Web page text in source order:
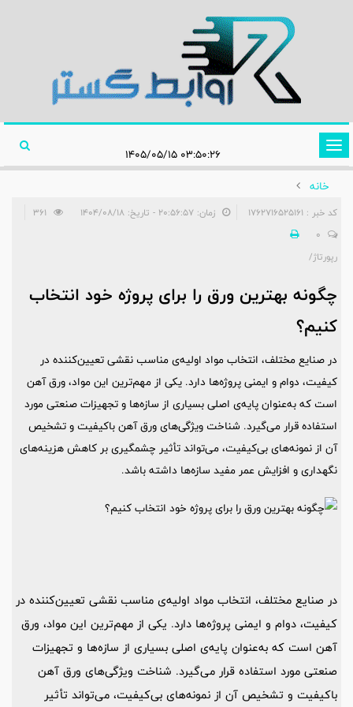
تغییر
وضعیت
ناوبری
خانه
کد خبر : 1762716525161 زمان: ۲۰:۵۶:۵۷ - تاریخ: ۱۴۰۴/۰۸/۱۸
0
رپورتاژ/
چگونه بهترین ورق را برای پروژه خود انتخاب
کنیم؟
در صنایع مختلف، انتخاب مواد اولیه‌ی مناسب نقشی تعیین‌کننده در
کیفیت، دوام و ایمنی پروژه‌ها دارد. یکی از مهم‌ترین این مواد، ورق آهن
است که به‌عنوان پایه‌ی اصلی بسیاری از سازه‌ها و تجهیزات صنعتی مورد
استفاده قرار می‌گیرد. شناخت ویژگی‌های ورق آهن باکیفیت و تشخیص
آن از نمونه‌های بی‌کیفیت، می‌تواند تأثیر چشمگیری بر کاهش هزینه‌های
نگهداری و افزایش عمر مفید سازه‌ها داشته باشد.
در صنایع مختلف، انتخاب مواد اولیه‌ی مناسب نقشی تعیین‌کننده در
کیفیت، دوام و ایمنی پروژه‌ها دارد. یکی از مهم‌ترین این مواد، ورق
آهن است که به‌عنوان پایه‌ی اصلی بسیاری از سازه‌ها و تجهیزات
صنعتی مورد استفاده قرار می‌گیرد. شناخت ویژگی‌های ورق آهن
باکیفیت و تشخیص آن از نمونه‌های بی‌کیفیت، می‌تواند تأثیر